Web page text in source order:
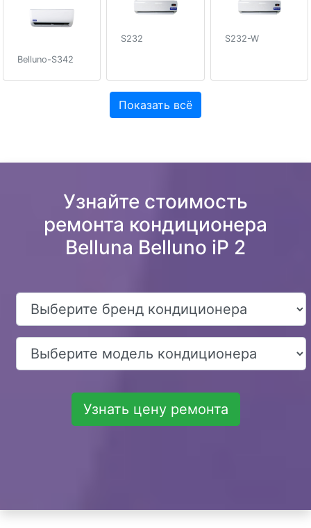
Belluno-S342
S232 S232-W
Показать всё
Узнайте стоимость
ремонта кондиционера
Belluna Belluno iP 2
Узнать цену ремонта